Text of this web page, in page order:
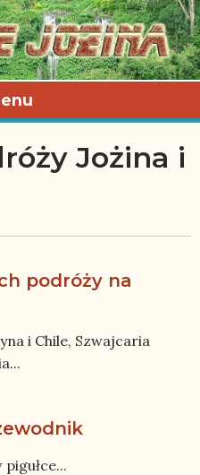
Jożina i
podróży na
i Chile, Szwajcaria